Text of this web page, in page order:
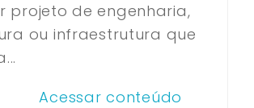
projeto de engenharia,
ou infraestrutura que
Acessar conteúdo